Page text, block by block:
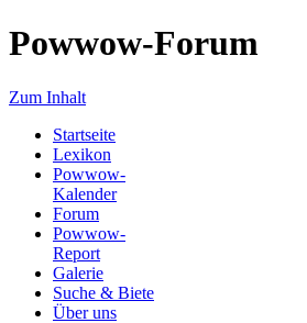
Powwow-Forum
Zum Inhalt
Startseite
Lexikon
Powwow-
Kalender
Forum
Powwow-
Report
Galerie
Suche & Biete
Über uns